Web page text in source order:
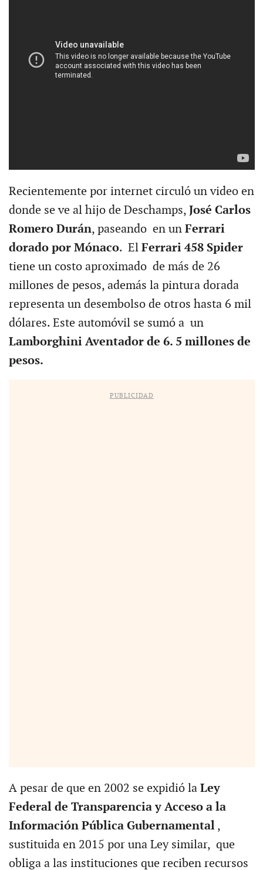
Recientemente por internet circuló un video en
donde se ve al hijo de Deschamps, José Carlos
Romero Durán, paseando en un Ferrari
dorado por Mónaco. El Ferrari 458 Spider
tiene un costo aproximado de más de 26
millones de pesos, además la pintura dorada
representa un desembolso de otros hasta 6 mil
dólares. Este automóvil se sumó a un
Lamborghini Aventador de 6. 5 millones de
pesos.
PUBLICIDAD
A pesar de que en 2002 se expidió la Ley
Federal de Transparencia y Acceso a la
Información Pública Gubernamental,
sustituida en 2015 por una Ley similar, que
obliga a las instituciones que reciben recursos